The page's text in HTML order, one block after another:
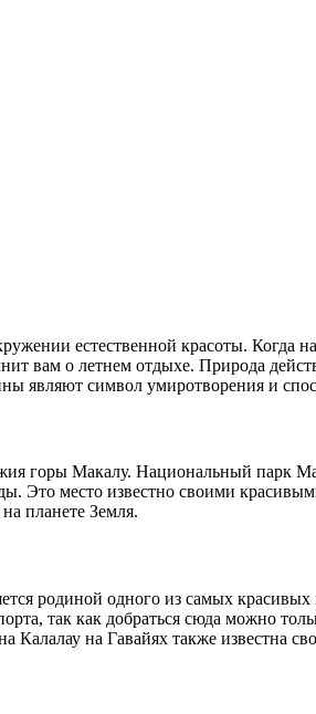
естественной красоты. Когда
вам о летнем отдыхе. Природа
являют символ умиротворения и
горы Макалу. Национальный парк
Это место известно своими
планете Земля.
родиной одного из самых
так как добраться сюда можно
на Гавайях также известна